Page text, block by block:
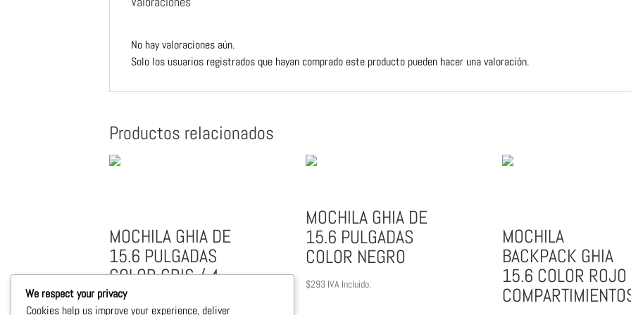
No hay valoraciones aún.
Solo los usuarios registrados que hayan comprado este producto pueden hacer una valoración.
Productos relacionados
MOCHILA GHIA DE
15.6 PULGADAS
COLOR GRIS / 4
COMPARTIMIENTOS
MOCHILA GHIA DE
15.6 PULGADAS
COLOR NEGRO
$293 IVA Incluido.
MOCHILA
BACKPACK GHIA
15.6 COLOR
We respect your privacy
Cookies help us improve your experience, deliver